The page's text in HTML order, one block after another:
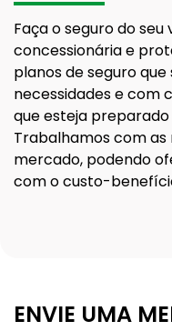
Faça o seguro do
concessionária e
planos de seguro
necessidades e com
que esteja
Trabalhamos com
mercado, podendo
com o custo-
ENVIE UMA